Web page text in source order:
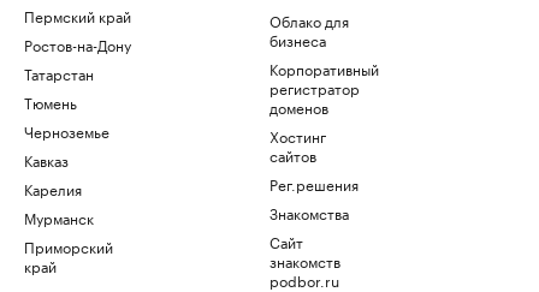
Пермский край
Ростов-на-Дону
Татарстан
Тюмень
Черноземье
Кавказ
Карелия
Мурманск
Приморский
край
Облако для
бизнеса
Корпоративный
регистратор
доменов
Хостинг
сайтов
Рег.решения
Знакомства
Сайт
знакомств
podbor.ru